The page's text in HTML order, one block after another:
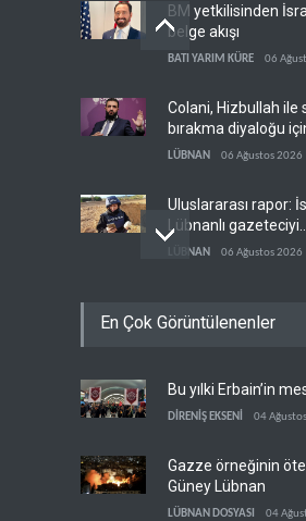
BM yetkilisinden
belge akışı
BATI YARIM KÜRE 06
Colani, Hizbullah ile
bırakma diyaloğu
arıyor
LÜBNAN 06 Ağustos 2026
Uluslararası rapor:
Lübnanlı gazeteciyi
öldürmesi savaş suçu
LÜBNAN 06 Ağustos 2026
askeri ortaklığını
İsrail basını:
politikasındaki
En Çok Görüntülenenler
Bu yılki Erbain’in
DİRENİŞ EKSENİ 04
Gazze örneğinin
Güney Lübnan
LÜBNAN DOSYASI 04